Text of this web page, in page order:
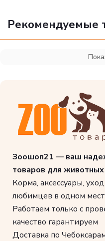
Рекомендуемые
Зоошоп21 — ваш
товаров для животных
Корма, аксессуары,
любимцев в одном
Работаем только с
качество гарантируем
Доставка по